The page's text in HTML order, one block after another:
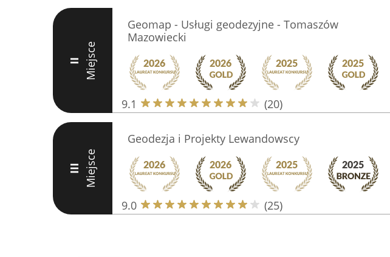
II Miejsce
Geomap - Usługi geodezyjne - Tomaszów
Mazowiecki
9.1 (20)
III Miejsce
Geodezja i Projekty Lewandowscy
9.0 (25)